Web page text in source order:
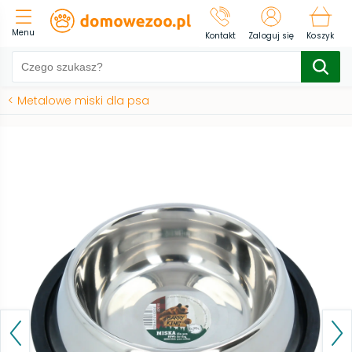
Menu Kontakt Zaloguj się Koszyk
< Metalowe miski dla psa